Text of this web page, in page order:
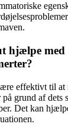
hjælpe med
effektivt til at
på grund af dets
Det kan